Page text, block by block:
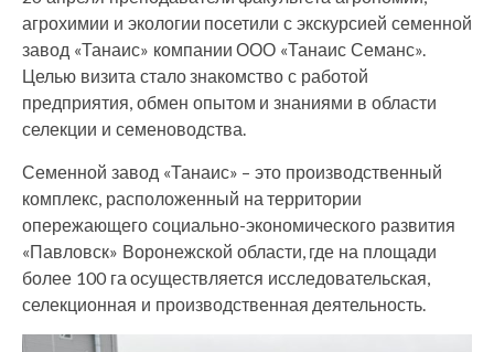
агрохимии и экологии посетили с экскурсией семенной
завод «Танаис» компании ООО «Танаис Семанс».
Целью визита стало знакомство с работой
предприятия, обмен опытом и знаниями в области
селекции и семеноводства.
Семенной завод «Танаис» – это производственный
комплекс, расположенный на территории
опережающего социально-экономического развития
«Павловск» Воронежской области, где на площади
более 100 га осуществляется исследовательская,
селекционная и производственная деятельность.